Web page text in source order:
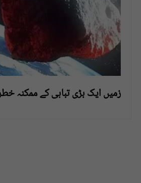
زمیں ایک بڑی تباہی کے ممکنہ